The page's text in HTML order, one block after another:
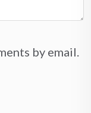
by email.